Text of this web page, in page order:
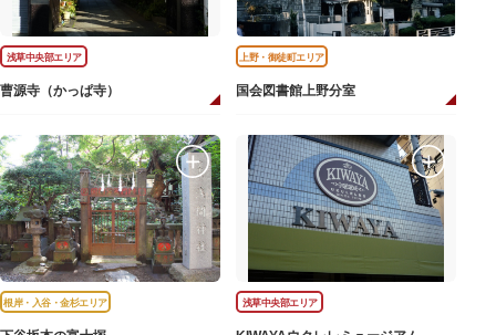
浅草中央部エリア
曹源寺（かっぱ寺）
上野・御徒町エリア
国会図書館上野分室
根岸・入谷・金杉エリア 浅草中央部エリア